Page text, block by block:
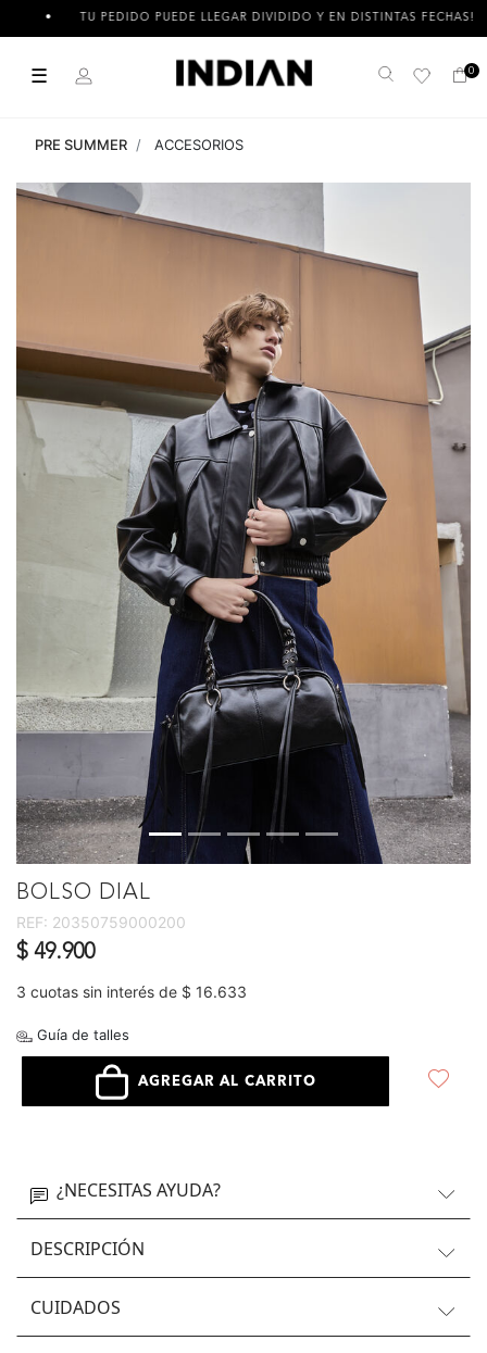
TU PEDIDO PUEDE LLEGAR DIVIDIDO Y EN DISTINTAS FECHAS!
☰ Buscar 0
PRE SUMMER ACCESORIOS
BOLSO DIAL
REF: 20350759000200
$ 49.900
3 cuotas sin interés de $ 16.633
Guía de talles
AGREGAR AL CARRITO
¿NECESITAS AYUDA?
DESCRIPCIÓN
CUIDADOS